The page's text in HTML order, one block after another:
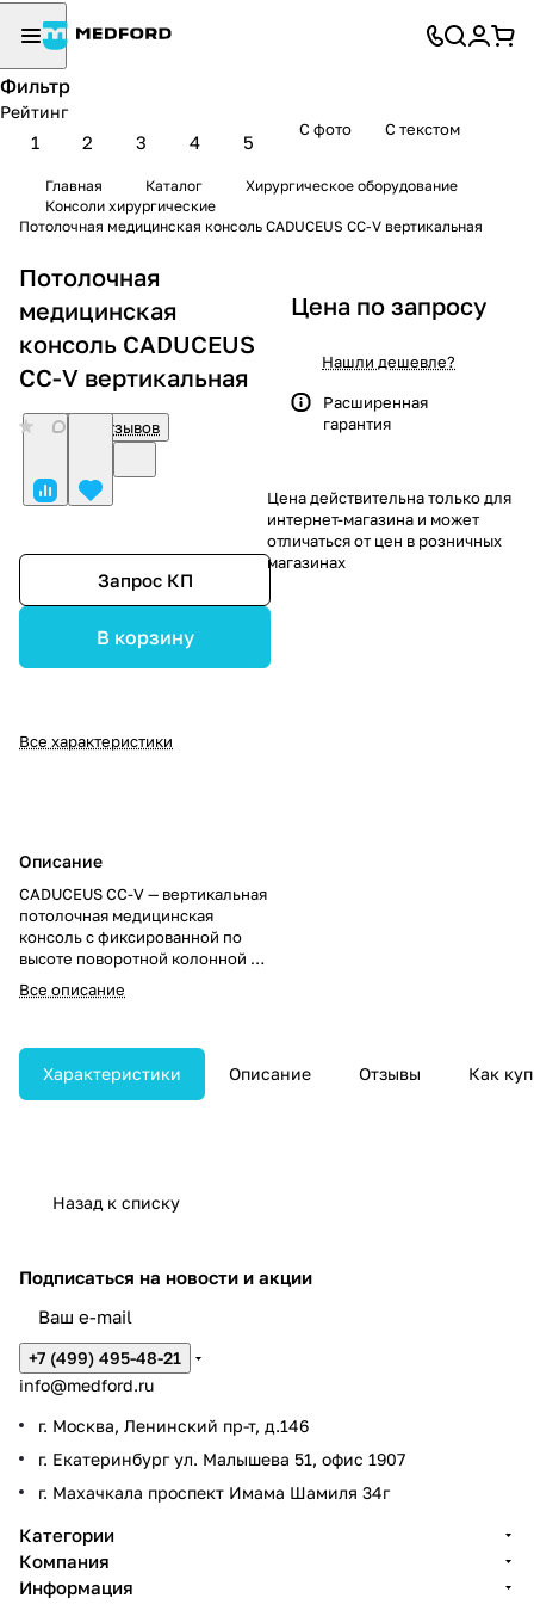
Фильтр
Рейтинг
1 2 3 4 5
С фото С текстом
Главная Каталог
Хирургическое оборудование
Консоли хирургические
Потолочная медицинская консоль CADUCEUS CC-V вертикальная
Потолочная
медицинская
консоль CADUCEUS
CC-V вертикальная
Нет отзывов
Запрос КП
В корзину
Все характеристики
Описание
CADUCEUS CC-V — вертикальная
потолочная медицинская
консоль с фиксированной по
высоте поворотной колонной и
встроенным вертикальным
шкафом для медгазов и
Предназначена для компактной
и удобной организации рабочих
мест в медицинских отделениях.
Все описание
Цена по запросу
Нашли дешевле?
Расширенная
гарантия
Цена действительна только для
интернет-магазина и может
отличаться от цен в розничных
магазинах
Характеристики Описание Отзывы Как
Назад к списку
Подписаться на новости и акции
+7 (499) 495-48-21
info@medford.ru
г. Москва, Ленинский пр-т, д.146
г. Екатеринбург ул. Малышева 51, офис 1907
г. Махачкала проспект Имама Шамиля 34г
Категории
Компания
Информация